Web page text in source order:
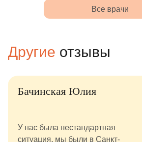
Все врачи
Другие отзывы
Бачинская Юлия
У нас была нестандартная
ситуация, мы были в Санкт-